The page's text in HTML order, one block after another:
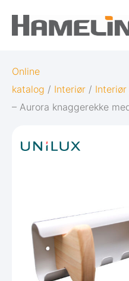
Online
katalog / Interiør / Interiør
– Aurora knaggerekke